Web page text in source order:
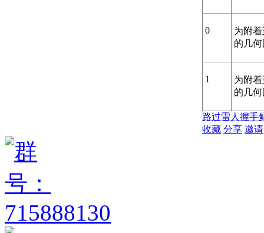
0
为附
的几
1
为附
的几
路过雷人 握手
收藏 分享 邀请